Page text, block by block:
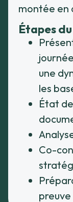
montée
Étapes
une
les
État
Co-
preuve